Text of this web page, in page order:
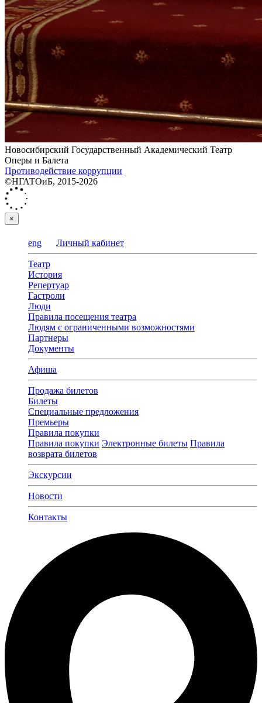
Новосибирский Государственный Академический Театр
Оперы и Балета
Противодействие коррупции
©НГАТОиБ, 2015-2026
×
eng Личный кабинет
Театр
История
Репертуар
Гастроли
Люди
Правила посещения театра
Людям с ограниченными возможностями
Партнеры
Документы
Афиша
Продажа билетов
Билеты
Специальные предложения
Премьеры
Правила покупки
Правила покупки Электронные билеты Правила
возврата билетов
Экскурсии
Новости
Контакты